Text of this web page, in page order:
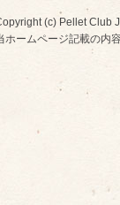
(c) Pellet Club
ホームページ記載の内